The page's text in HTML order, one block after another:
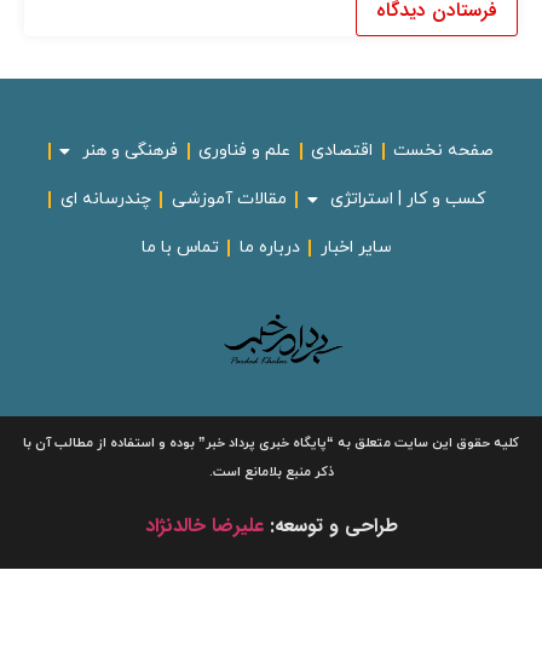
صفحه نخست اقتصادی علم و فناوری فرهنگی و هنر
کسب و کار | استراتژی مقالات آموزشی چندرسانه ای
سایر اخبار درباره ما تماس با ما
کلیه حقوق این سایت متعلق به“پایگاه خبریپرداد خبر”بوده و استفاده از مطالب آن با
ذکر منبع بلامانع است.
طراحی و توسعه:علیرضا خالدنژاد